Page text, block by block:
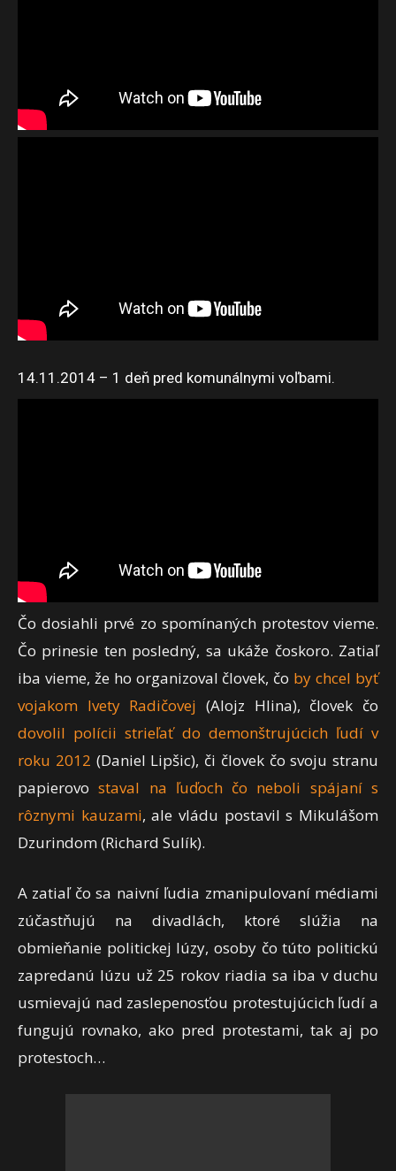
14.11.2014 – 1 deň pred komunálnymi voľbami.
Čo dosiahli prvé zo spomínaných protestov vieme.
Čo prinesie ten posledný, sa ukáže čoskoro. Zatiaľ
iba vieme, že ho organizoval človek, čo by chcel byť
vojakom Ivety Radičovej (Alojz Hlina), človek čo
dovolil polícii strieľať do demonštrujúcich ľudí v
roku 2012 (Daniel Lipšic), či človek čo svoju stranu
papierovostaval na ľuďoch čo neboli spájaní s
rôznymi kauzami, ale vládu postavil s Mikulášom
Dzurindom (Richard Sulík).
A zatiaľ čo sa naivní ľudia zmanipulovaní médiami
zúčastňujú na divadlách, ktoré slúžia na
obmieňanie politickej lúzy, osoby čo túto politickú
zapredanú lúzu už 25 rokov riadia sa iba v duchu
usmievajú nad zaslepenosťou protestujúcich ľudí a
fungujú rovnako, ako pred protestami, tak aj po
protestoch…